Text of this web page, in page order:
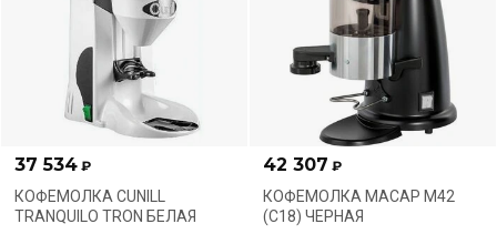
37 534 ₽
КОФЕМОЛКА CUNILL
TRANQUILO TRON БЕЛАЯ
42 307 ₽
КОФЕМОЛКА MACAP M42
(C18) ЧЕРНАЯ